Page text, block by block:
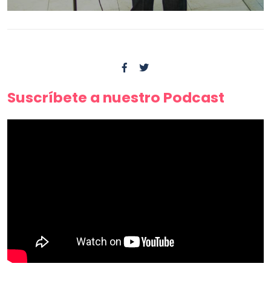
Suscríbete a nuestro Podcast